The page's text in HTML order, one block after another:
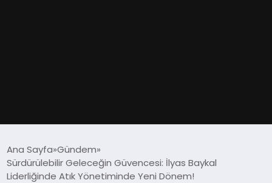
DÜNYA
Ana Sayfa Gündem
Sürdürülebilir Geleceğin Güvencesi: İlyas Baykal
Liderliğinde Atık Yönetiminde Yeni Dönem!